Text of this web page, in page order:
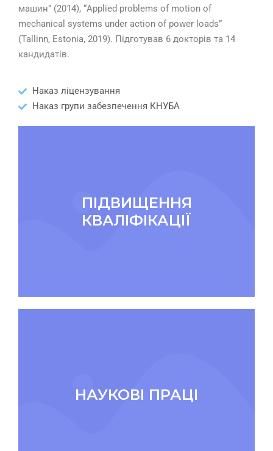
машин” (2014), “Applied problems of motion of
mechanical systems under action of power loads”
(Tallinn, Estonia, 2019). Підготував 6 докторів та 14
кандидатів.
Наказ ліцензування
Наказ групи забезпечення КНУБА
ПІДВИЩЕННЯ
КВАЛІФІКАЦІЇ
НАУКОВІ ПРАЦІ